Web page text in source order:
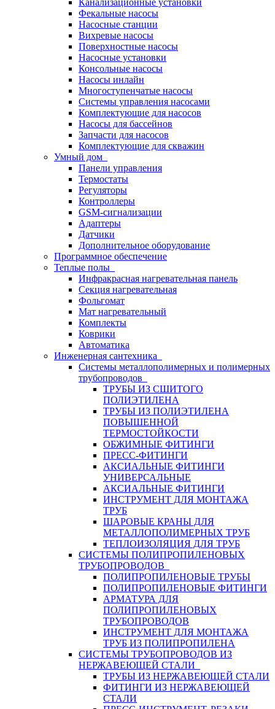
Канализационные установки
Фекальные насосы
Насосные станции
Вихревые насосы
Поверхностные насосы
Насосные установки
Консольные насосы
Насосы инлайн
Многоступенчатые насосы
Системы управления насосами
Комплектующие для насосов
Насосы для бассейнов
Запчасти для насосов
Комплектующие для скважин
Умный дом
Панели управления
Термостаты
Регуляторы
Контроллеры
GSM-сигнализации
Адаптеры
Датчики
Дополнительное оборудование
Программное обеспечение
Теплые полы
Инфракрасная нагревательная панель
Секция нагревательная
Фольгомат
Мат нагревательный
Комплекты
Коврики
Автоматика
Инженерная сантехника
Системы металлополимерных и полимерных
трубопроводов
ТРУБЫ ИЗ СШИТОГО
ПОЛИЭТИЛЕНА
ТРУБЫ ИЗ ПОЛИЭТИЛЕНА
ПОВЫШЕННОЙ
ТЕРМОСТОЙКОСТИ
ОБЖИМНЫЕ ФИТИНГИ
ПРЕСС-ФИТИНГИ
АКСИАЛЬНЫЕ ФИТИНГИ
УНИВЕРСАЛЬНЫЕ
АКСИАЛЬНЫЕ ФИТИНГИ
ИНСТРУМЕНТ ДЛЯ МОНТАЖА
ТРУБ
ШАРОВЫЕ КРАНЫ ДЛЯ
МЕТАЛЛОПОЛИМЕРНЫХ ТРУБ
ТЕПЛОИЗОЛЯЦИЯ ДЛЯ ТРУБ
СИСТЕМЫ ПОЛИПРОПИЛЕНОВЫХ
ТРУБОПРОВОДОВ
ПОЛИПРОПИЛЕНОВЫЕ ТРУБЫ
ПОЛИПРОПИЛЕНОВЫЕ ФИТИНГИ
АРМАТУРА ДЛЯ
ПОЛИПРОПИЛЕНОВЫХ
ТРУБОПРОВОДОВ
ИНСТРУМЕНТ ДЛЯ МОНТАЖА
ТРУБ ИЗ ПОЛИПРОПИЛЕНА
СИСТЕМЫ ТРУБОПРОВОДОВ ИЗ
НЕРЖАВЕЮЩЕЙ СТАЛИ
ТРУБЫ ИЗ НЕРЖАВЕЮЩЕЙ СТАЛИ
ФИТИНГИ ИЗ НЕРЖАВЕЮЩЕЙ
СТАЛИ